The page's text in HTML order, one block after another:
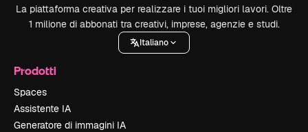
La piattaforma creativa per realizzare i tuoi migliori lavori. Oltre
1 milione di abbonati tra creativi, imprese, agenzie e studi.
Italiano
Prodotti
Spaces
Assistente IA
Generatore di immagini IA